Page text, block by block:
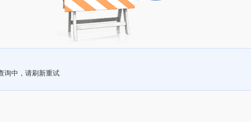
询中，请刷新重试